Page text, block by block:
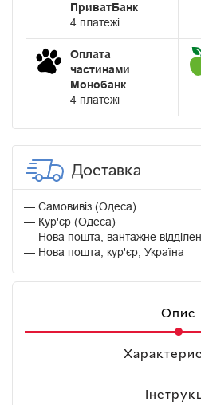
ПриватБанк
4 платежі
Оплата
частинами
Монобанк
4 платежі
Доставка
Самовивіз (Одеса)
Кур'єр (Одеса)
Нова пошта, вантажне
Нова пошта, кур'єр, Україна
Опис